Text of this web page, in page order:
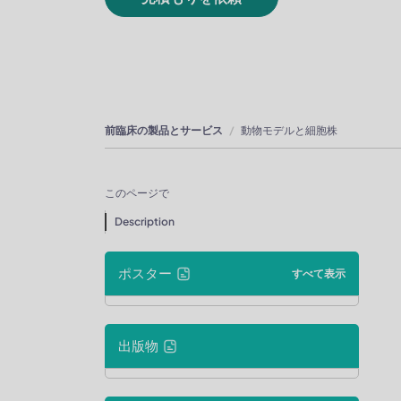
前臨床の製品とサービス 動物モデルと細胞株
このページで
Description
ポスター すべて表示
出版物